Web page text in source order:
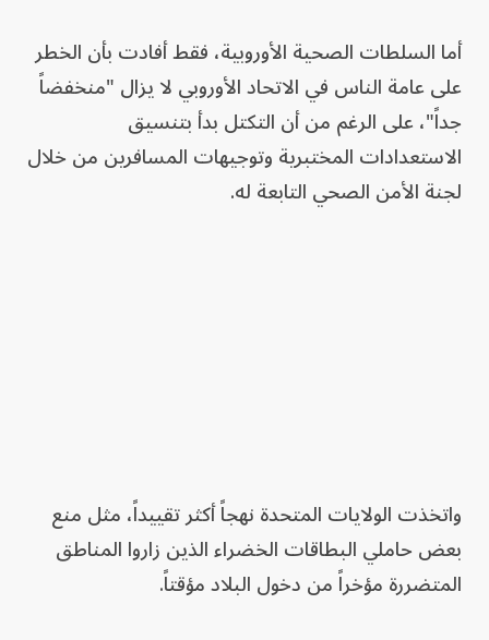
أما السلطات الصحية الأوروبية، فقط أفادت بأن الخطر
على عامة الناس في الاتحاد الأوروبي لا يزال "منخفضاً
جداً"، على الرغم من أن التكتل بدأ بتنسيق
الاستعدادات المختبرية وتوجيهات المسافرين من خلال
لجنة الأمن الصحي التابعة له.
واتخذت الولايات المتحدة نهجاً أكثر تقييداً، مثل منع
بعض حاملي البطاقات الخضراء الذين زاروا المناطق
المتضررة مؤخراً من دخول البلاد مؤقتاً.